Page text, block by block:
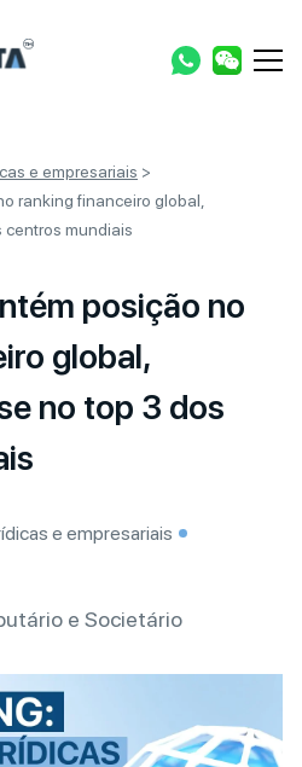
e empresariais >
ranking financeiro global,
mundiais
posição no
global,
no top 3 dos
e empresariais
e Societário